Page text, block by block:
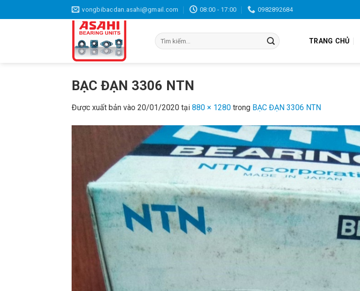
qua
vongbibacdan.asahi@gmail.com 08:00 - 17:00 0982892684
Tìm
kiếm:
TRANG CHỦ
BẠC ĐẠN 3306 NTN
Được xuất bản vào 20/01/2020 tại 880 × 1280 trong BẠC ĐẠN 3306 NTN